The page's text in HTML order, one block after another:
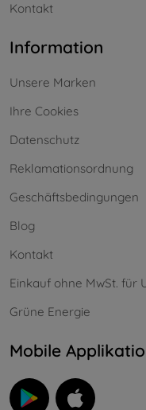
Kontakt
Information
Unsere Marken
Ihre Cookies
Datenschutz
Reklamationsordnung
Geschäftsbedingungen
Blog
Kontakt
Einkauf ohne MwSt. für
Grüne Energie
Mobile